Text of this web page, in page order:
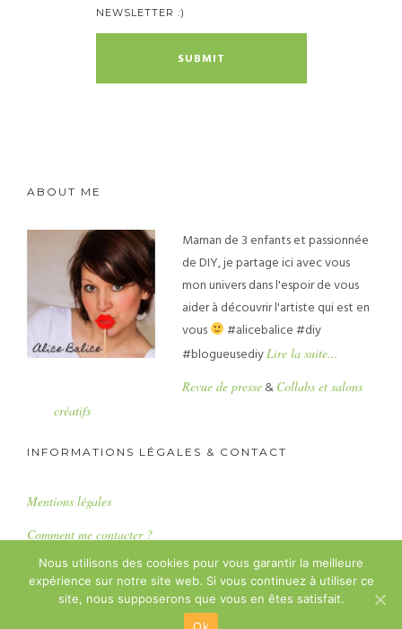
NEWSLETTER :)
ABOUT ME
Maman de 3 enfants et passionnée
de DIY, je partage ici avec vous
mon univers dans l'espoir de vous
aider à découvrir l'artiste qui est en
vous
#alicebalice #diy
#blogueusediy Lire la suite...
Revue de presse & Collabs et salons
créatifs
INFORMATIONS LÉGALES & CONTACT
Mentions légales
Comment me contacter ?
Copyright : Alice Balice SASU
Nous utilisons des cookies pour vous garantir la meilleure
expérience sur notre site web. Si vous continuez à utiliser ce
site, nous supposerons que vous en êtes satisfait.
Ok